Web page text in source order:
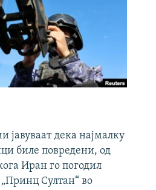
дека најмалку
биле повредени, од
Иран го погодил
Султан“ во